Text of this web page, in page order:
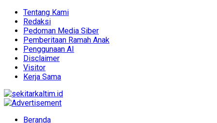
Tentang Kami
Redaksi
Pedoman Media Siber
Pemberitaan Ramah Anak
Penggunaan AI
Disclaimer
Visitor
Kerja Sama
Beranda